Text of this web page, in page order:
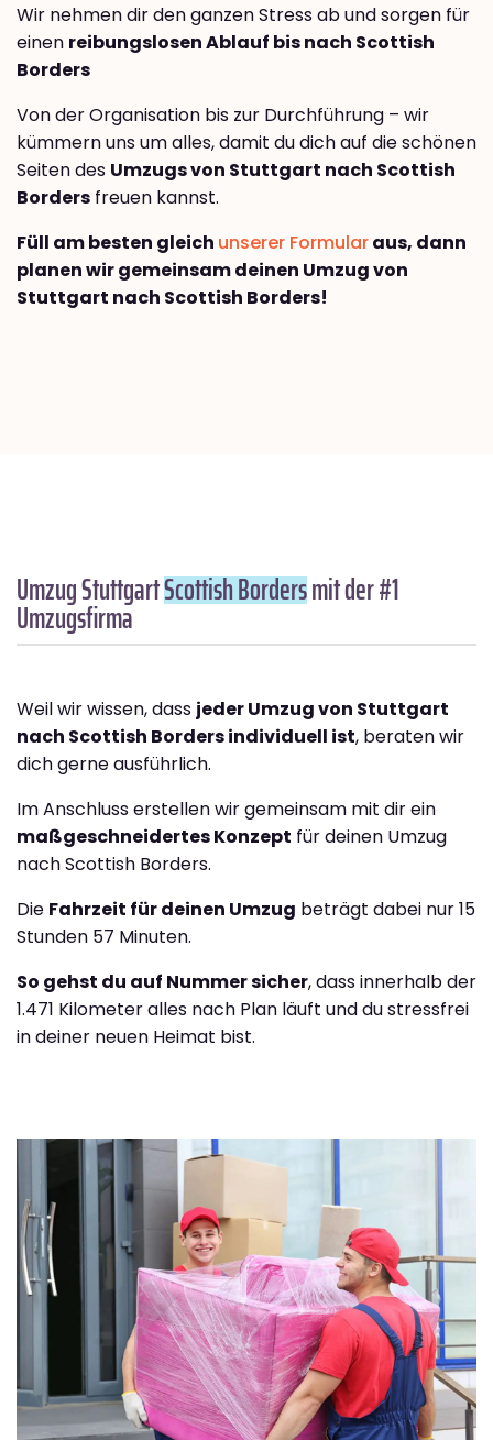
Wir nehmen dir den ganzen Stress ab und sorgen für
einen reibungslosen Ablauf bis nach Scottish
Borders
Von der Organisation bis zur Durchführung – wir
kümmern uns um alles, damit du dich auf die schönen
Seiten des Umzugs von Stuttgart nach Scottish
Borders freuen kannst.
Füll am besten gleich unserer Formularaus, dann
planen wir gemeinsam deinen Umzug von
Stuttgart nach Scottish Borders!
Umzug StuttgartScottish Bordersmit der #1
Umzugsfirma
Weil wir wissen, dass jeder Umzug von Stuttgart
nach Scottish Borders individuell ist, beraten wir
dich gerne ausführlich.
Im Anschluss erstellen wir gemeinsam mit dir ein
maßgeschneidertes Konzept für deinen Umzug
nach Scottish Borders.
Die Fahrzeit für deinen Umzug beträgt dabei nur 15
Stunden 57 Minuten.
So gehst du auf Nummer sicher, dass innerhalb der
1.471 Kilometer alles nach Plan läuft und du stressfrei
in deiner neuen Heimat bist.